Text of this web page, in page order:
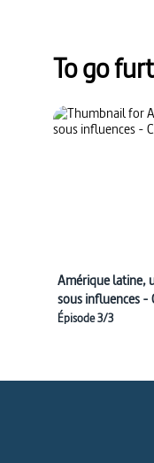
To go
Amérique latine,
sous influences -
Épisode 3/3